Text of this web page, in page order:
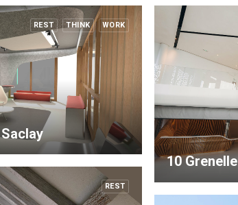
REST THINK WORK
10 Grenelle
REST